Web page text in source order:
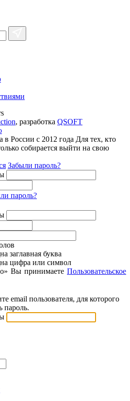
, разработка QSOFT
в России с 2012 года Для тех, кто
собирается выйти на свою
Забыли пароль?
пароль?
заглавная буква
цифра или символ
Вы принимаете Пользовательское
email пользователя, для которого
пароль.